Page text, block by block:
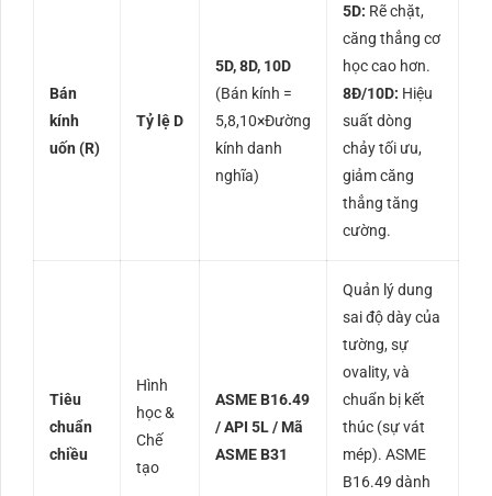
Bán
kính
uốn (R)
Tỷ lệ D
5D, 8D, 10D
(Bán kính =
5,8,10×Đường
kính danh
nghĩa)
5D: Rẽ chặt,
căng thẳng cơ
học cao hơn.
8Đ/10D: Hiệu
suất dòng
chảy tối ưu,
giảm căng
thẳng tăng
cường.
Tiêu
chuẩn
chiều
Hình
học &
Chế
tạo
ASME B16.49
/ API 5L / Mã
ASME B31
Quản lý dung
sai độ dày của
tường, sự
ovality, và
chuẩn bị kết
thúc (sự vát
mép). ASME
B16.49 dành